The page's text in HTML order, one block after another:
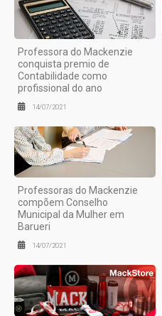
Professora do Mackenzie
conquista premio de
Contabilidade como
profissional do ano
14/07/2021
Professoras do Mackenzie
compõem Conselho
Municipal da Mulher em
Barueri
14/07/2021